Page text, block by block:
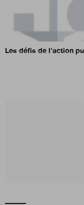
Les défis de l'action